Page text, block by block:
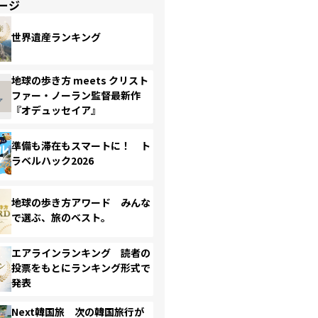
ジ
世界遺産ランキング
地球の歩き方 meets クリスト
ファー・ノーラン監督最新作
『オデュッセイア』
準備も滞在もスマートに！ ト
ラベルハック2026
地球の歩き方アワード みんな
で選ぶ、旅のベスト。
エアラインランキング 読者の
投票をもとにランキング形式で
発表
Next韓国旅 次の韓国旅行が